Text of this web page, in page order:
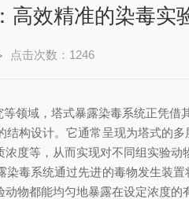
高效精准的染毒实
点击次数：1246
域，塔式暴露染毒系统正凭借
结构设计。它通常呈现为塔式的
度等，从而实现对不同组实验动
系统通过先进的毒物发生装置
物都能均匀地暴露在设定浓度的